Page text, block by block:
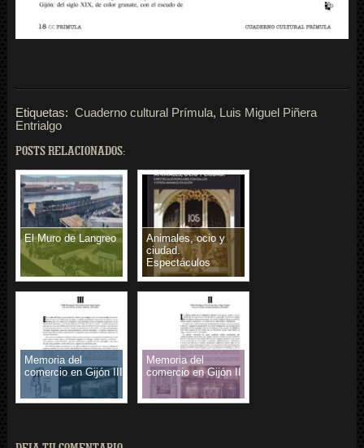
Etiquetas: Cuaderno cultural Prímula, Luis Miguel Piñera
Entrialgo
POSTS RELACIONADOS:
El Muro de Langreo
Animales, ocio y
ciudad.
Espectáculos
populares con gallos
Memoria del
comercio en Gijón III
Memoria del
comercio en Gijón II